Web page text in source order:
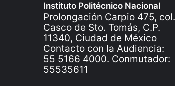
Instituto Politécnico Nacional
Prolongación Carpio 475, col.
Casco de Sto. Tomás, C.P.
11340, Ciudad de México
Contacto con la Audiencia:
55 5166 4000. Conmutador:
55535611